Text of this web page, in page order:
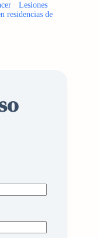
· Lesiones
residencias de